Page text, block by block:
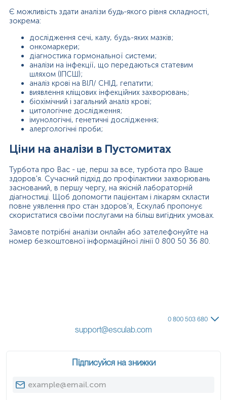
Є можливість здати аналізи будь-якого рівня складності,
зокрема:
дослідження сечі, калу, будь-яких мазків;
онкомаркери;
діагностика гормональної системи;
аналізи на інфекції, що передаються статевим
шляхом (ІПСШ);
аналіз крові на ВІЛ/ СНІД, гепатити;
виявлення кліщових інфекційних захворювань;
біохімічний і загальний аналіз крові;
цитологічне дослідження;
імунологічні, генетичні дослідження;
алергологічні проби;
Ціни на аналізи в Пустомитах
Турбота про Вас - це, перш за все, турбота про Ваше
здоров'я. Сучасний підхід до профілактики захворювань
заснований, в першу чергу, на якісній лабораторній
діагностиці. Щоб допомогти пацієнтам і лікарям скласти
повне уявлення про стан здоров'я, Ескулаб пропонує
скористатися своїми послугами на більш вигідних умовах.
Замовте потрібні аналізи онлайн або зателефонуйте на
номер безкоштовної інформаційної лінії 0 800 50 36 80.
0 800 503 680
support@esculab.com
Підписуйся на знижки